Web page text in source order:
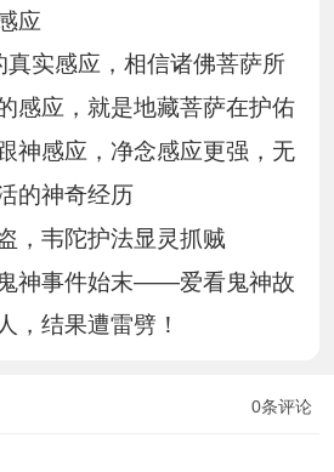
应
实感应，相信诸佛菩萨所
感应，就是地藏菩萨在护佑
神感应，净念感应更强，无
的神奇经历
，韦陀护法显灵抓贼
神事件始末——爱看鬼神故
，结果遭雷劈！
0条评论